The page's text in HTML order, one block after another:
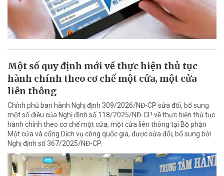
Một số quy định mới về thực hiện thủ tục
hành chính theo cơ chế một cửa, một cửa
liên thông
Chính phủ ban hành Nghị định 309/2026/NĐ-CP sửa đổi, bổ sung
một số điều của Nghị định số 118/2025/NĐ-CP về thực hiện thủ tục
hành chính theo cơ chế một cửa, một cửa liên thông tại Bộ phận
Một cửa và cổng Dịch vụ công quốc gia, được sửa đổi, bổ sung bởi
Nghị định số 367/2025/NĐ-CP.